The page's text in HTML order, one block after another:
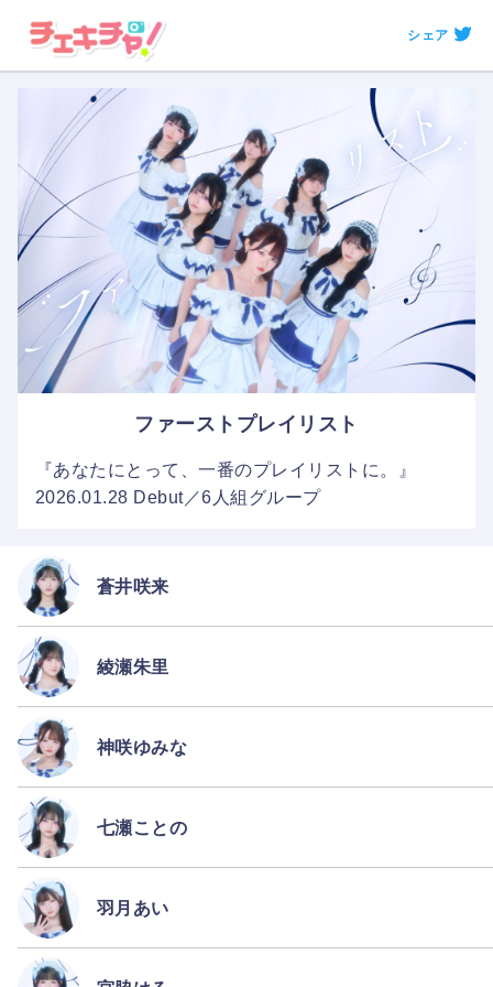
シェア
ファーストプレイリスト
『あなたにとって、一番のプレイリストに。』
2026.01.28 Debut／6人組グループ
蒼井咲来
綾瀬朱里
神咲ゆみな
七瀬ことの
羽月あい